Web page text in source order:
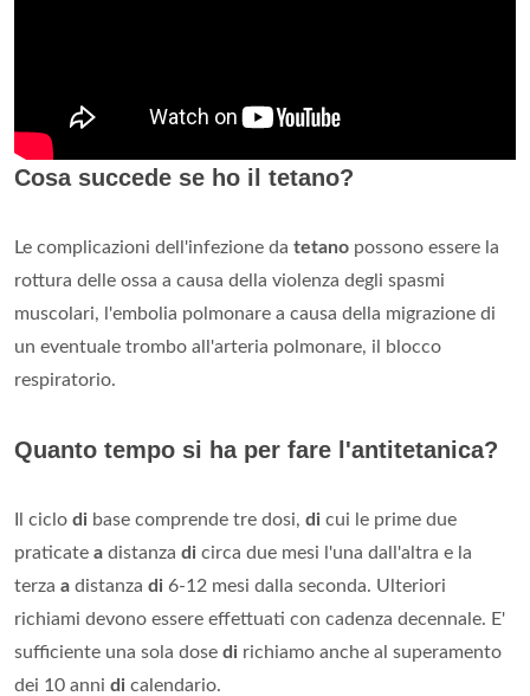
Cosa succede se ho il tetano?
Le complicazioni dell'infezione da tetano possono essere la
rottura delle ossa a causa della violenza degli spasmi
muscolari, l'embolia polmonare a causa della migrazione di
un eventuale trombo all'arteria polmonare, il blocco
respiratorio.
Quanto tempo si ha per fare l'antitetanica?
Il ciclo di base comprende tre dosi, di cui le prime due
praticate a distanza di circa due mesi l'una dall'altra e la
terza a distanza di 6-12 mesi dalla seconda. Ulteriori
richiami devono essere effettuati con cadenza decennale. E'
sufficiente una sola dose di richiamo anche al superamento
dei 10 anni di calendario.